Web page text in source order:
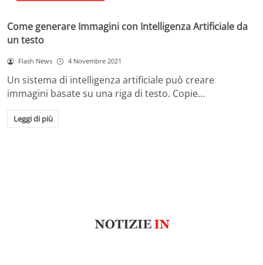
Come generare Immagini con Intelligenza Artificiale da
un testo
Flash News 4 Novembre 2021
Un sistema di intelligenza artificiale può creare
immagini basate su una riga di testo. Copie…
Leggi di più